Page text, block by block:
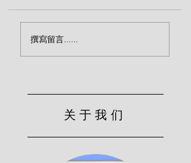
（莱尔）
撰寫留言......
关于我们